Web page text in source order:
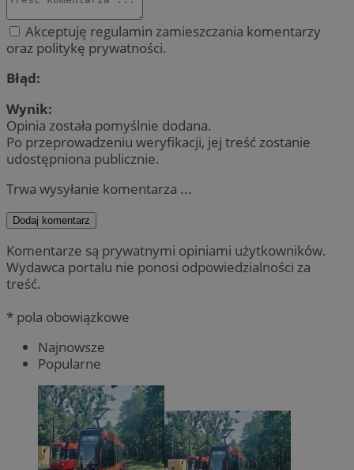
Akceptuję regulamin zamieszczania komentarzy
oraz politykę prywatności.
Błąd:
Wynik:
Opinia została pomyślnie dodana.
Po przeprowadzeniu weryfikacji, jej treść zostanie
udostępniona publicznie.
Trwa wysyłanie komentarza ...
Dodaj komentarz
Komentarze są prywatnymi opiniami użytkowników.
Wydawca portalu nie ponosi odpowiedzialności za
treść.
* pola obowiązkowe
Najnowsze
Popularne